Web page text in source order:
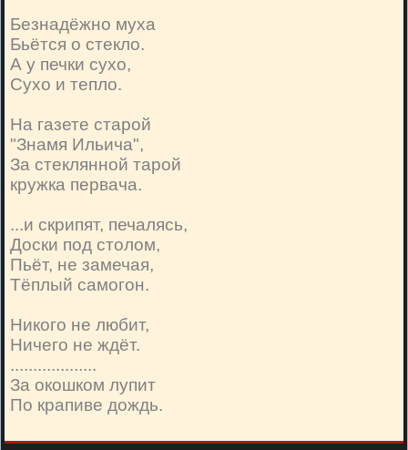
Безнадёжно муха
Бьётся о стекло.
А у печки сухо,
Сухо и тепло.
На газете старой
"Знамя Ильича",
За стеклянной тарой
кружка первача.
...и скрипят, печалясь,
Доски под столом,
Пьёт, не замечая,
Тёплый самогон.
Никого не любит,
Ничего не ждёт.
...................
За окошком лупит
По крапиве дождь.